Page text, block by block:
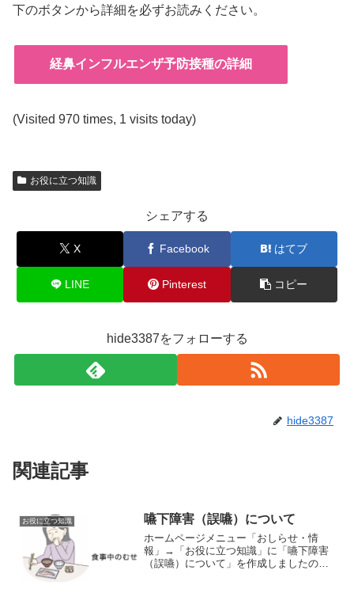
下のボタンから詳細を必ずお読みください。
経鼻インフルエンザ予防接種の詳細
(Visited 970 times, 1 visits today)
お役に立つ知識
シェアする
X Facebook はてブ
LINE Pinterest コピー
hide3387をフォローする
hide3387
関連記事
お役に立つ知識 嚥下障害（誤嚥）について
ホームページメニュー「おしらせ・情
報」→「お役に立つ知識」に「嚥下障害
（誤嚥）について」を作成しましたの